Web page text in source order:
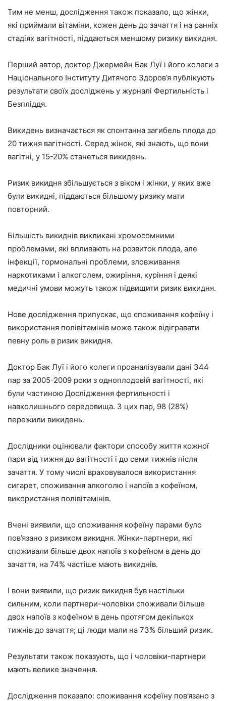
Тим не менш, дослідження також показало, що жінки,
які приймали вітаміни, кожен день до зачаття і на ранніх
стадіях вагітності, піддаються меншому ризику викидня.
Перший автор, доктор Джермейн Бак Луї і його колеги з
Національного Інституту Дитячого Здоров’я публікують
результати своїх досліджень у журналі Фертильність і
Безпліддя.
Викидень визначається як спонтанна загибель плода до
20 тижня вагітності. Серед жінок, які знають, що вони
вагітні, у 15-20% станеться викидень.
Ризик викидня збільшується з віком і жінки, у яких вже
були викидні, піддаються більшому ризику мати
повторний.
Більшість викиднів викликані хромосомними
проблемами, які впливають на розвиток плода, але
інфекції, гормональні проблеми, зловживання
наркотиками і алкоголем, ожиріння, куріння і деякі
медичні умови можуть також підвищити ризик викидня.
Нове дослідження припускає, що споживання кофеїну і
використання полівітамінів може також відігравати
певну роль в ризик викидня.
Доктор Бак Луї і його колеги проаналізували дані 344
пар за 2005-2009 роки з одноплодовій вагітності, які
були частиною Дослідження фертильності і
навколишнього середовища. З цих пар, 98 (28%)
пережили викидень.
Дослідники оцінювали фактори способу життя кожної
пари від тижня до вагітності і до семи тижнів після
зачаття. У тому числі враховувалося використання
сигарет, споживання алкоголю і напоїв з кофеїном,
використання полівітамінів.
Вчені виявили, що споживання кофеїну парами було
пов’язано з ризиком викидня. Жінки-партнери, які
споживали більше двох напоїв з кофеїном в день до
зачаття, на 74% частіше мають викиднів.
І вони виявили, що ризик викидня був настільки
сильним, коли партнери-чоловіки споживали більше
двох напоїв з кофеїном в день протягом декількох
тижнів до зачаття; ці люди мали на 73% більший ризик.
Результати також показують, що і чоловіки-партнери
мають велике значення.
Дослідження показало: споживання кофеїну пов’язано з